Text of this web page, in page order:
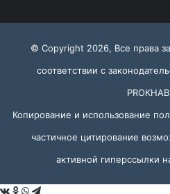
© Copyright 2026, Все права
соответствии с
Копирование и использование
частичное цитирование
активной гиперссылки
VKontakte
Odnoklassniki
WhatsApp
Telegram